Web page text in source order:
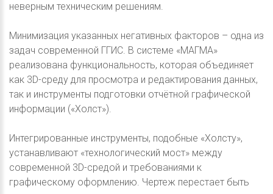
неверным техническим решениям.
Минимизация указанных негативных факторов – одна из
задач современной ГГИС. В системе «МАГМА»
реализована функциональность, которая объединяет
как 3D-среду для просмотра и редактирования данных,
так и инструменты подготовки отчётной графической
информации («Холст»).
Интегрированные инструменты, подобные «Холсту»,
устанавливают «технологический мост» между
современной 3D-средой и требованиями к
графическому оформлению. Чертеж перестает быть